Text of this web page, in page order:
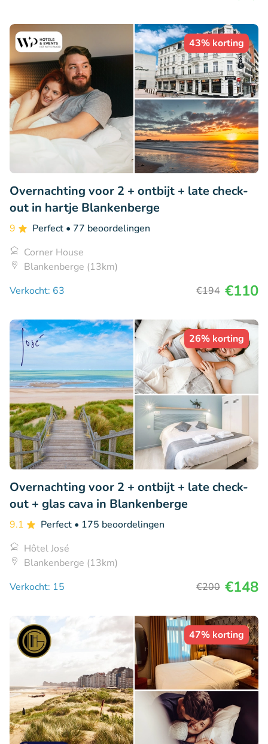
43% korting
Overnachting voor 2 + ontbijt + late check-
out in hartje Blankenberge
9 Perfect • 77 beoordelingen
Corner House
Blankenberge (13km)
Verkocht: 63
€194 €110
26% korting
Overnachting voor 2 + ontbijt + late check-
out + glas cava in Blankenberge
9.1 Perfect • 175 beoordelingen
Hôtel José
Blankenberge (13km)
Verkocht: 15
€200 €148
47% korting